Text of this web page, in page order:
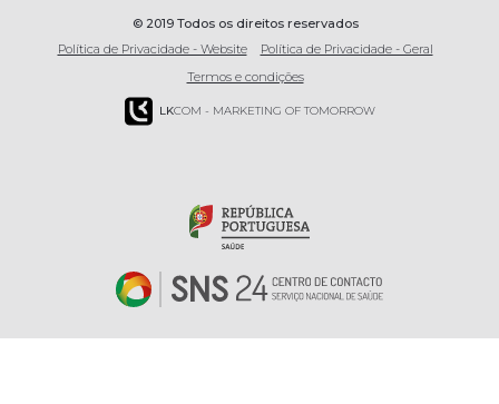
© 2019 Todos os direitos reservados
Política de Privacidade - Website
Política de Privacidade - Geral
Termos e condições
LKCOM - MARKETING OF TOMORROW